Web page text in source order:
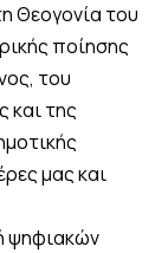
Θεογονία του
ποίησης
του
και της
μας και
ψηφιακών